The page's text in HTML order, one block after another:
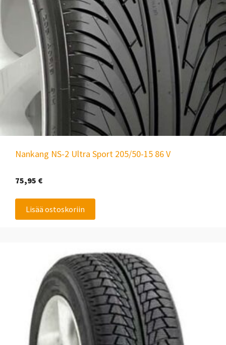
Nankang NS-2 Ultra Sport 205/50-15 86 V
75,95 €
Lisää ostoskoriin